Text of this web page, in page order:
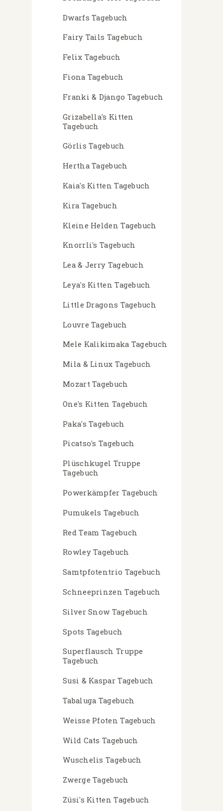
Dwarfs Tagebuch
Fairy Tails Tagebuch
Felix Tagebuch
Fiona Tagebuch
Franki & Django Tagebuch
Grizabella's Kitten
Tagebuch
Görlis Tagebuch
Hertha Tagebuch
Kaia's Kitten Tagebuch
Kira Tagebuch
Kleine Helden Tagebuch
Knorrli's Tagebuch
Lea & Jerry Tagebuch
Leya's Kitten Tagebuch
Little Dragons Tagebuch
Louvre Tagebuch
Mele Kalikimaka Tagebuch
Mila & Linux Tagebuch
Mozart Tagebuch
One's Kitten Tagebuch
Paka's Tagebuch
Picatso's Tagebuch
Plüschkugel Truppe
Tagebuch
Powerkämpfer Tagebuch
Pumukels Tagebuch
Red Team Tagebuch
Rowley Tagebuch
Samtpfotentrio Tagebuch
Schneeprinzen Tagebuch
Silver Snow Tagebuch
Spots Tagebuch
Superflausch Truppe
Tagebuch
Susi & Kaspar Tagebuch
Tabaluga Tagebuch
Weisse Pfoten Tagebuch
Wild Cats Tagebuch
Wuschelis Tagebuch
Zwerge Tagebuch
Züsi's Kitten Tagebuch